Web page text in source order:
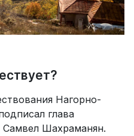
Нагорно-
глава
Самвел Шахраманян.